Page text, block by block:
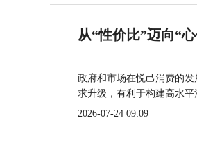
从“性价比”迈向“
政府和市场在悦己消费的
求升级，有利于构建高水平
2026-07-24 09:09